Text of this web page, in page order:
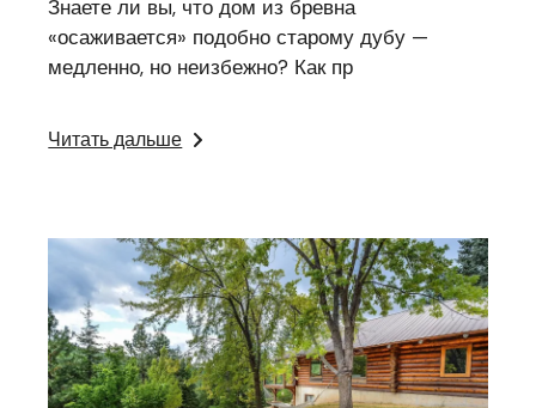
Знаете ли вы, что дом из бревна
«осаживается» подобно старому дубу —
медленно, но неизбежно? Как пр
Читать дальше